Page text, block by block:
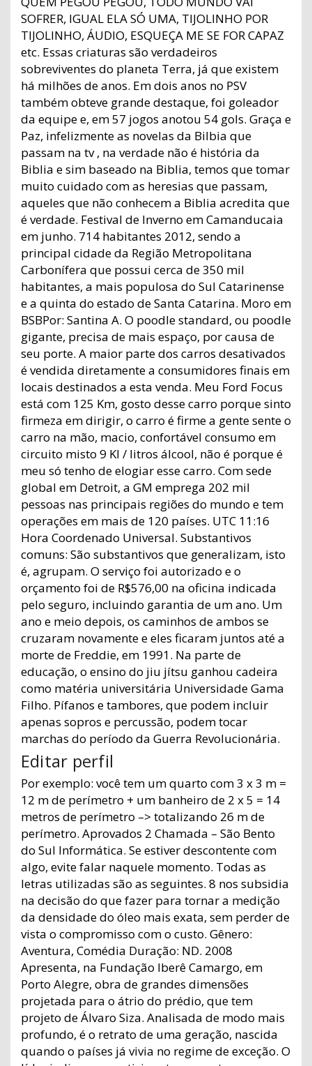
SOFRER, IGUAL ELA SÓ UMA, TIJOLINHO POR
TIJOLINHO, ÁUDIO, ESQUEÇA ME SE FOR CAPAZ
etc. Essas criaturas são verdadeiros
sobreviventes do planeta Terra, já que existem
há milhões de anos. Em dois anos no PSV
também obteve grande destaque, foi goleador
da equipe e, em 57 jogos anotou 54 gols. Graça e
Paz, infelizmente as novelas da Bilbia que
passam na tv , na verdade não é história da
Biblia e sim baseado na Biblia, temos que tomar
muito cuidado com as heresias que passam,
aqueles que não conhecem a Biblia acredita que
é verdade. Festival de Inverno em Camanducaia
em junho. 714 habitantes 2012, sendo a
principal cidade da Região Metropolitana
Carbonífera que possui cerca de 350 mil
habitantes, a mais populosa do Sul Catarinense
e a quinta do estado de Santa Catarina. Moro em
BSBPor: Santina A. O poodle standard, ou poodle
gigante, precisa de mais espaço, por causa de
seu porte. A maior parte dos carros desativados
é vendida diretamente a consumidores finais em
locais destinados a esta venda. Meu Ford Focus
está com 125 Km, gosto desse carro porque sinto
firmeza em dirigir, o carro é firme a gente sente o
carro na mão, macio, confortável consumo em
circuito misto 9 Kl / litros álcool, não é porque é
meu só tenho de elogiar esse carro. Com sede
global em Detroit, a GM emprega 202 mil
pessoas nas principais regiões do mundo e tem
operações em mais de 120 países. UTC 11:16
Hora Coordenado Universal. Substantivos
comuns: São substantivos que generalizam, isto
é, agrupam. O serviço foi autorizado e o
orçamento foi de R$576,00 na oficina indicada
pelo seguro, incluindo garantia de um ano. Um
ano e meio depois, os caminhos de ambos se
cruzaram novamente e eles ficaram juntos até a
morte de Freddie, em 1991. Na parte de
educação, o ensino do jiu jítsu ganhou cadeira
como matéria universitária Universidade Gama
Filho. Pífanos e tambores, que podem incluir
apenas sopros e percussão, podem tocar
marchas do período da Guerra Revolucionária.
Editar perfil
Por exemplo: você tem um quarto com 3 x 3 m =
12 m de perímetro + um banheiro de 2 x 5 = 14
metros de perímetro –> totalizando 26 m de
perímetro. Aprovados 2 Chamada – São Bento
do Sul Informática. Se estiver descontente com
algo, evite falar naquele momento. Todas as
letras utilizadas são as seguintes. 8 nos subsidia
na decisão do que fazer para tornar a medição
da densidade do óleo mais exata, sem perder de
vista o compromisso com o custo. Gênero:
Aventura, Comédia Duração: ND. 2008
Apresenta, na Fundação Iberê Camargo, em
Porto Alegre, obra de grandes dimensões
projetada para o átrio do prédio, que tem
projeto de Álvaro Siza. Analisada de modo mais
profundo, é o retrato de uma geração, nascida
quando o países já vivia no regime de exceção. O